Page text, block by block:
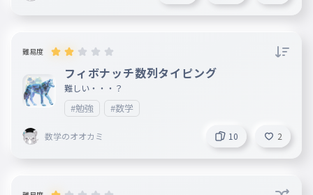
難易度
フィボナッチ数列タイピング
難しい・・・？
#勉強 #数学
数学のオオカミ 10 2